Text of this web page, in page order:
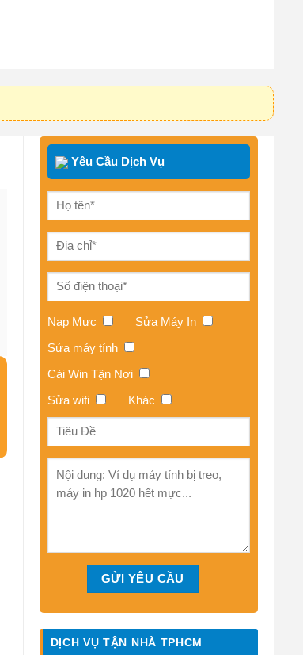
Yêu Cầu Dịch Vụ
Nạp Mực
Sửa Máy In
Sửa máy tính
Cài Win Tận Nơi
Sửa wifi
Khác
DỊCH VỤ TẬN NHÀ TPHCM